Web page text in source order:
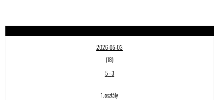
2026-05-03
(18)
5-3
1. osztály